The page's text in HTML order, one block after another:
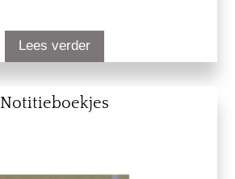
Lees verder
Notitieboekjes